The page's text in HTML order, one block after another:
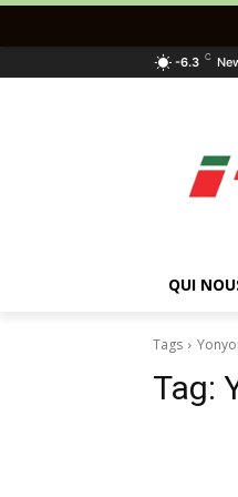
-6.3 C
QUI
Tags
Tag: